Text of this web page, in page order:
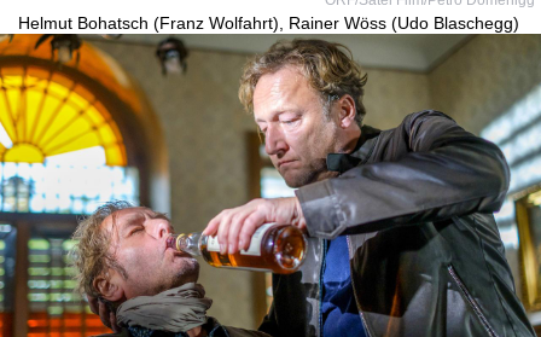
Helmut Bohatsch (Franz Wolfahrt), Rainer Wöss (Udo Blaschegg)